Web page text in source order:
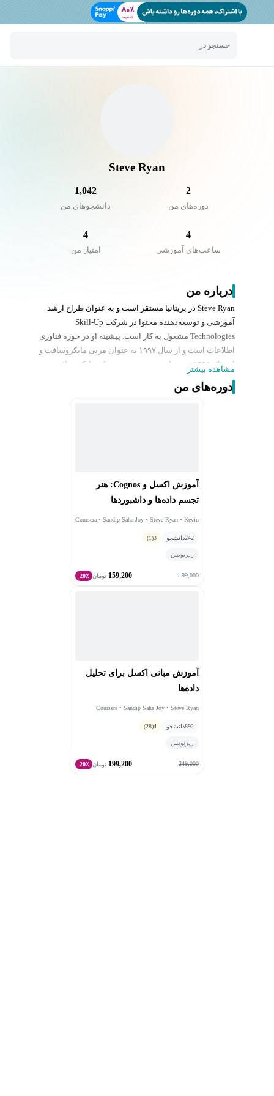
جستجو در
Steve Ryan
2
دوره‌های من
1,042
دانشجو‌های من
4
ساعت‌های آموزشی
4
امتیاز من
درباره من
Steve Ryan در بریتانیا مستقر است و به عنوان طراح ارشد
آموزشی و توسعه‌دهنده محتوا در شرکت Skill-Up
Technologies مشغول به کار است. پیشینه او در حوزه فناوری
اطلاعات است و از سال ۱۹۹۷ به عنوان مربی مایکروسافت و
از سال ۱۹۹۸ به عنوان مهندس سیستم‌های مایکروسافت، در
مشاهده بیشتر
دوره‌های من
آموزش اکسل و Cognos: هنر
تجسم داده‌ها و داشبوردها
Coursera • Sandip Saha Joy • Steve Ryan • Kevin
242دانشجو 3
(1)
زیرنویس
199,000
159,200 تومان 20٪
آموزش مبانی اکسل برای تحلیل
داده‌ها
Coursera • Sandip Saha Joy • Steve Ryan
892دانشجو 4
(28)
زیرنویس
249,000
199,200 تومان 20٪